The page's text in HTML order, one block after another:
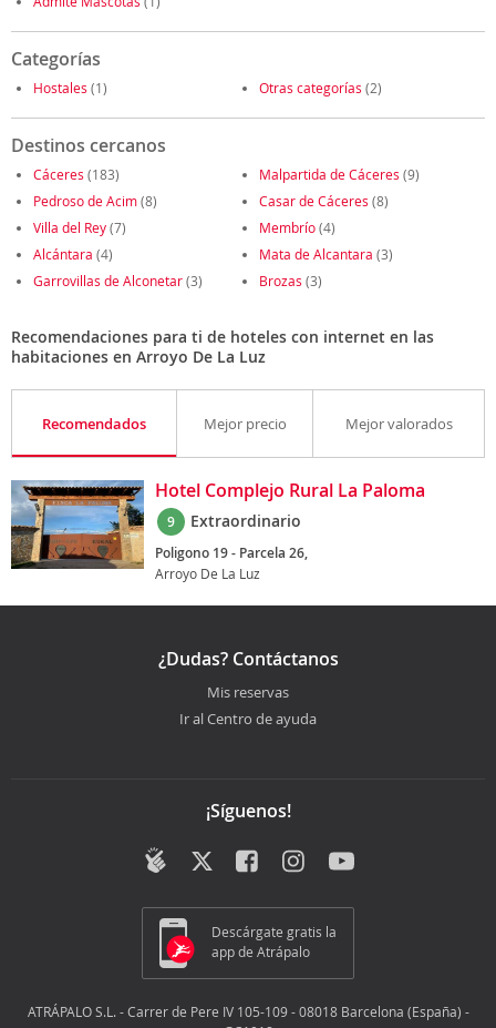
Categorías
Hostales (1) Otras categorías (2)
Destinos cercanos
Cáceres (183) Malpartida de Cáceres (9)
Pedroso de Acim(8) Casar de Cáceres (8)
Villa del Rey(7) Membrío(4)
Alcántara (4) Mata de Alcantara (3)
Garrovillas de Alconetar(3) Brozas (3)
Recomendaciones para ti de hoteles con internet en las
habitaciones en Arroyo De La Luz
Recomendados Mejor precio Mejor valorados
Hotel Complejo Rural La Paloma
9 Extraordinario
Poligono 19 - Parcela 26,
Arroyo De La Luz
¿Dudas? Contáctanos
Mis reservas
Ir al Centro de ayuda
¡Síguenos!
Descárgate gratis la
app de Atrápalo
ATRÁPALO S.L. - Carrer de Pere IV 105-109 - 08018 Barcelona (España) -